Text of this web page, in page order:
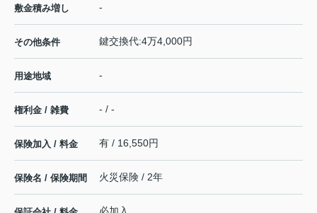
敷金積み増し -
その他条件 鍵交換代:4万4,000円
用途地域 -
権利金 / 雑費 - / -
保険加入 / 料金 有 / 16,550円
保険名 / 保険期間 火災保険 / 2年